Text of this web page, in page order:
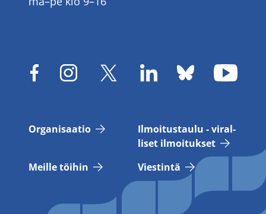
Or­ga­ni­saa­tio
Il­moi­tus­tau­lu - vi­ral­
li­set il­moi­tuk­set
Meil­le töi­hin
Vies­tin­tä